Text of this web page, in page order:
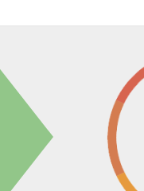
cura per garantire la
essa non ha alcun